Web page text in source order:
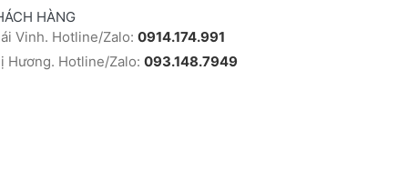
HÀNG
Vinh. Hotline/Zalo: 0914.174.991
Hương. Hotline/Zalo: 093.148.7949